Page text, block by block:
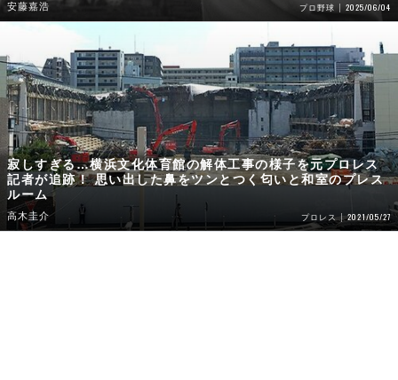
安藤嘉浩 プロ野球 2025/06/04
寂しすぎる…横浜文化体育館の解体工事の様子を元プロレス
記者が追跡！ 思い出した鼻をツンとつく匂いと和室のプレス
ルーム
高木圭介 プロレス 2021/05/27